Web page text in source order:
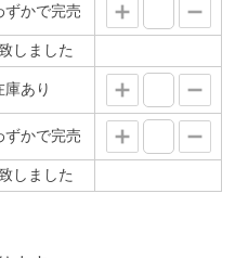
ずかで完売
しました
庫あり
ずかで完売
しました